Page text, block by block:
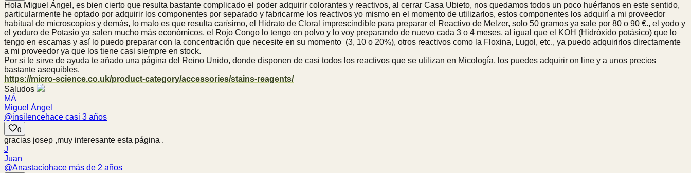
Hola Miguel Ángel, es bien cierto que resulta bastante complicado el poder adquirir colorantes y reactivos, al cerrar Casa Ubieto, nos quedamos todos un poco huérfanos en este sentido,
particularmente he optado por adquirir los componentes por separado y fabricarme los reactivos yo mismo en el momento de utilizarlos, estos componentes los adquirí a mi proveedor
habitual de microscopios y demás, lo malo es que resulta carísimo, el Hidrato de Cloral imprescindible para preparar el Reactivo de Melzer, solo 50 gramos ya sale por 80 o 90 €., el yodo y
el yoduro de Potasio ya salen mucho más económicos, el Rojo Congo lo tengo en polvo y lo voy preparando de nuevo cada 3 o 4 meses, al igual que el KOH (Hidróxido potásico) que lo
tengo en escamas y así lo puedo preparar con la concentración que necesite en su momento (3, 10 o 20%), otros reactivos como la Floxina, Lugol, etc., ya puedo adquirirlos directamente
a mi proveedor ya que los tiene casi siempre en stock.
Por si te sirve de ayuda te añado una página del Reino Unido, donde disponen de casi todos los reactivos que se utilizan en Micología, los puedes adquirir on line y a unos precios
bastante asequibles.
https://micro-science.co.uk/product-category/accessories/stains-reagents/
Saludos
MÁ
Miguel Ángel
@insilencehace casi 3 años
0
gracias josep ,muy interesante esta página .
J
Juan
@Anastaciohace más de 2 años